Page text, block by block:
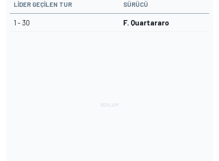
LIDER GEÇILEN TUR SÜRÜCÜ
1 - 30 F. Quartararo